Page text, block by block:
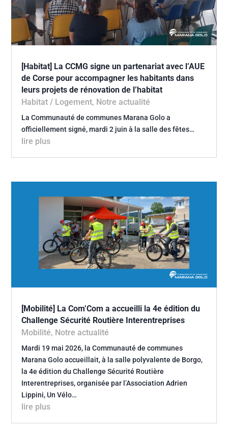
[Habitat] La CCMG signe un partenariat avec l’AUE
de Corse pour accompagner les habitants dans
leurs projets de rénovation de l’habitat
Habitat / Logement, Notre actualité
La Communauté de communes Marana Golo a
officiellement signé, mardi 2 juin à la salle des fêtes…
lire plus
[Mobilité] La Com’Com a accueilli la 4e édition du
Challenge Sécurité Routière Interentreprises
Mobilité, Notre actualité
Mardi 19 mai 2026, la Communauté de communes
Marana Golo accueillait, à la salle polyvalente de Borgo,
la 4e édition du Challenge Sécurité Routière
Interentreprises, organisée par l’Association Adrien
Lippini, Un Vélo…
lire plus